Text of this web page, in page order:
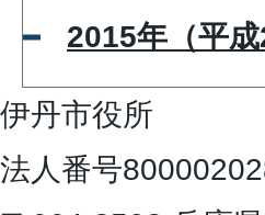
2015年（平
伊丹市役所
法人番号